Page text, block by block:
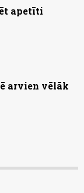
apetīti
arvien vēlāk